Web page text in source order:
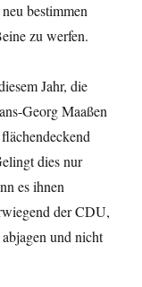
bestimmen
zu werfen.
Jahr, die
Georg Maaßen
dies nur
es ihnen
der CDU,
und nicht